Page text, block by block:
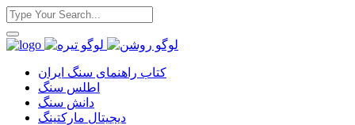
کتاب راهنمای سنگ ایران
اطلس سنگ
دانش سنگ
دیجیتال مارکتینگ